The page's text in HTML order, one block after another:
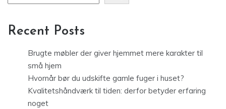
Recent Posts
Brugte møbler der giver hjemmet mere karakter til
små hjem
Hvornår bør du udskifte gamle fuger i huset?
Kvalitetshåndværk til tiden: derfor betyder erfaring
noget